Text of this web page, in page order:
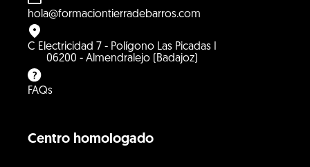
Centro homologado
hola@formaciontierradebarros.com
C Electricidad 7 - Polígono Las Picadas I
06200 - Almendralejo (Badajoz)
FAQs